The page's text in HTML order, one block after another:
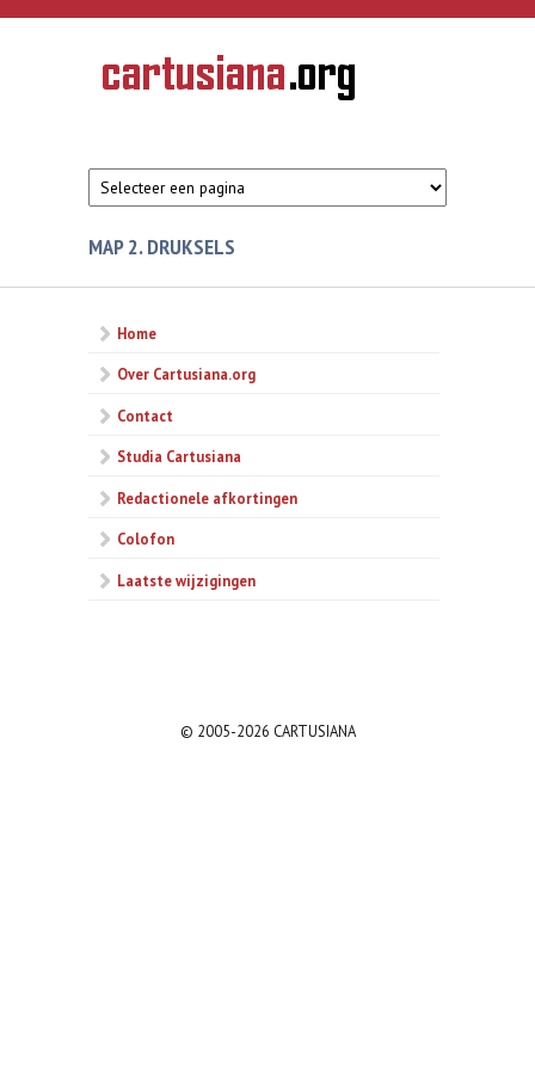
Overslaan en naar de inhoud gaan
CARTUSIANA
Geschiedenis
van de
MAP 2. DRUKSELS
Home
Over Cartusiana.org
Contact
Studia Cartusiana
Redactionele afkortingen
Colofon
Laatste wijzigingen
© 2005-2026 CARTUSIANA